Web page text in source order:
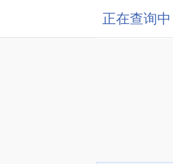
正在查询中